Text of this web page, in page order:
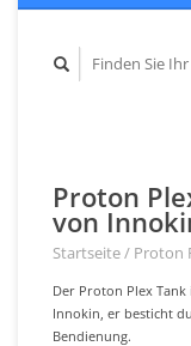
Proton
von
Startseite/ Proton
Der Proton Plex
Innokin, er besticht
Bendienung.